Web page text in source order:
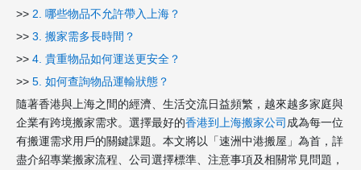
>> 2. 哪些物品不允許帶入上海？
>> 3. 搬家需多長時間？
>> 4. 貴重物品如何運送更安全？
>> 5. 如何查詢物品運輸狀態？
隨著香港與上海之間的經濟、生活交流日益頻繁，越來越多家庭與
企業有跨境搬家需求。選擇最好的香港到上海搬家公司 成為每一位
有搬運需求用戶的關鍵課題。本文將以「速洲中港搬屋」為首，詳
盡介紹專業搬家流程、公司選擇標準、注意事項及相關常見問題，